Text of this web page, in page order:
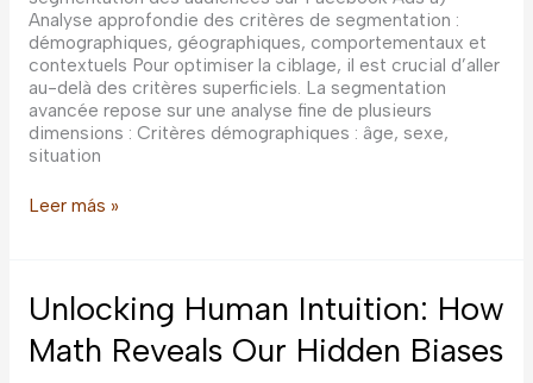
Analyse approfondie des critères de segmentation :
démographiques, géographiques, comportementaux et
contextuels Pour optimiser la ciblage, il est crucial d’aller
au-delà des critères superficiels. La segmentation
avancée repose sur une analyse fine de plusieurs
dimensions : Critères démographiques : âge, sexe,
situation
Maîtrise
segmentation
d’audiences
Facebook
Leer más »
Unlocking Human Intuition: How
Math Reveals Our Hidden Biases